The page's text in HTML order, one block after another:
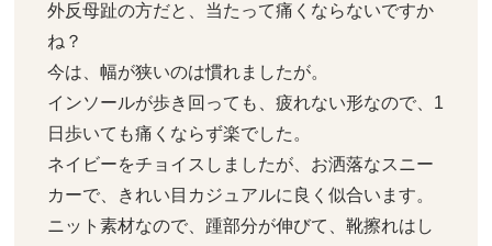
外反母趾の方だと、当たって痛くならないですか
ね？
今は、幅が狭いのは慣れましたが。
インソールが歩き回っても、疲れない形なので、1
日歩いても痛くならず楽でした。
ネイビーをチョイスしましたが、お洒落なスニー
カーで、きれい目カジュアルに良く似合います。
ニット素材なので、踵部分が伸びて、靴擦れはし